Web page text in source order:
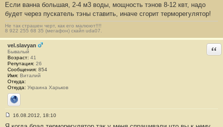
Если ванна большая, 2-4 м3 воды, мощность тэнов 8-12 квт, надо
будет через пускатель тэны ставить, иначе сгорит терморегулятор!
Не так страшен черт, как его малюют!!!!
8 922 255 68 35 (мегафон) скайп uda07.
vel.slavyan
Бывалый
Возраст: 41
Репутация: 26
Сообщения: 854
Имя: Виталий
Откуда:
Откуда: Украина Харьков
Сайт
о
16.08.2012, 18:10